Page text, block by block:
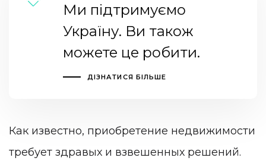
Ми підтримуємо
Україну. Ви також
можете це робити.
ДІЗНАТИСЯ БІЛЬШЕ
Как известно, приобретение недвижимости
требует здравых и взвешенных решений.